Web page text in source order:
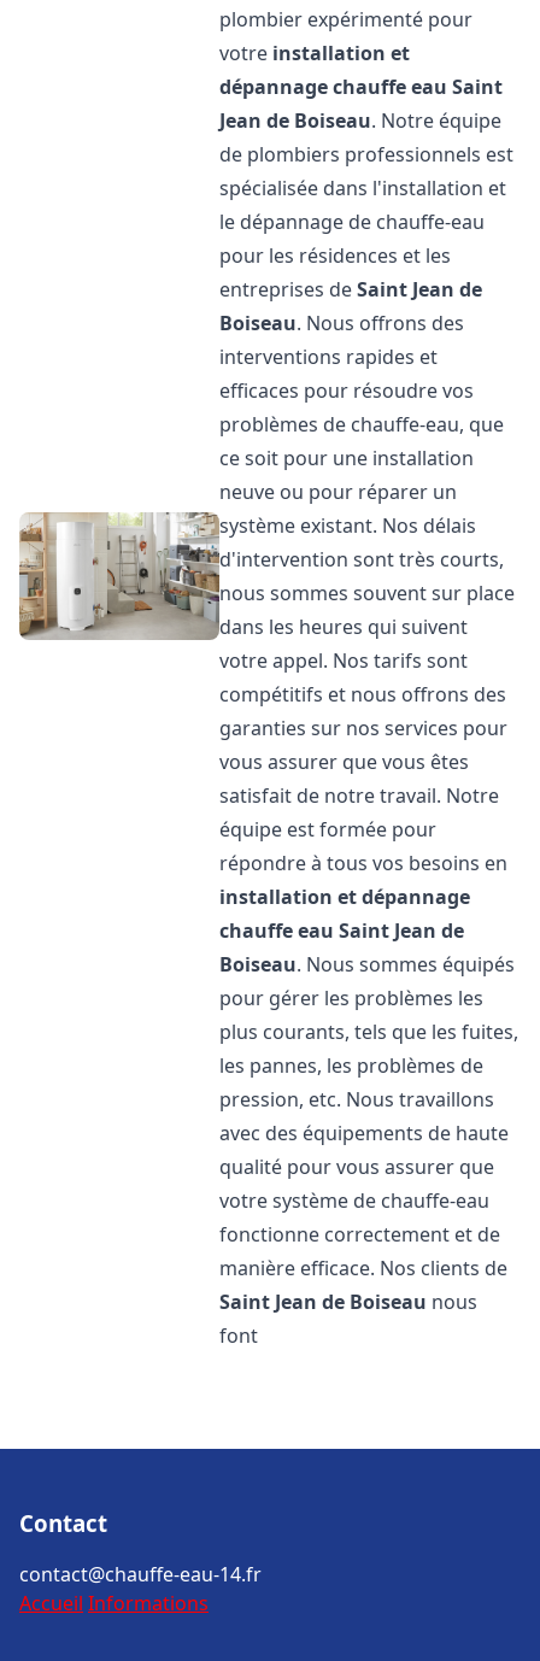
plombier expérimenté pour
votre installation et
dépannage chauffe eau Saint
Jean de Boiseau. Notre équipe
de plombiers professionnels est
spécialisée dans l'installation et
le dépannage de chauffe-eau
pour les résidences et les
entreprises deSaint Jean de
Boiseau. Nous offrons des
interventions rapides et
efficaces pour résoudre vos
problèmes de chauffe-eau, que
ce soit pour une installation
neuve ou pour réparer un
système existant. Nos délais
d'intervention sont très courts,
nous sommes souvent sur place
dans les heures qui suivent
votre appel. Nos tarifs sont
compétitifs et nous offrons des
garanties sur nos services pour
vous assurer que vous êtes
satisfait de notre travail. Notre
équipe est formée pour
répondre à tous vos besoins en
installation et dépannage
chauffe eau Saint Jean de
Boiseau. Nous sommes équipés
pour gérer les problèmes les
plus courants, tels que les fuites,
les pannes, les problèmes de
pression, etc. Nous travaillons
avec des équipements de haute
qualité pour vous assurer que
votre système de chauffe-eau
fonctionne correctement et de
manière efficace. Nos clients de
Saint Jean de Boiseau nous
font
Contact
contact@chauffe-eau-14.fr
Accueil Informations